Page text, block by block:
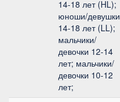
14-18 лет (HL);
юноши/девушки
14-18 лет (LL);
мальчики/
девочки 12-14
лет; мальчики/
девочки 10-12
лет;